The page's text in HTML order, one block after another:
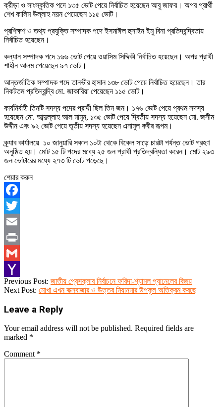
ক্রীড়া ও সাংস্কৃতিক পদে ১৩৫ ভোট পেয়ে নির্বাচিত হয়েছেন আবু জাফর। অপর প্রার্থী
শেখ কালিম উল্লাহ নয়ন পেয়েছেন ১১৫ ভোট।
প্রশিক্ষণ ও তথ্য প্রযুক্তি সম্পাদক পদে ইসমাঈল হুসাইন ইমু বিনা প্রতিদ্বন্দ্বিতায়
নির্বাচিত হয়েছেন।
কল্যান সম্পাদক পদে ১৬৬ ভোট পেয়ে ওয়াসিম সিদ্দিকী নির্বাচিত হয়েছেন। অপর প্রার্থী
শাহীন আলম পেয়েছেন ৯৭ ভোট।
আন্তর্জাতিক সম্পাদক পদে তানভীর হাসান ১৩৮ ভোট পেয়ে নির্বাচিত হয়েছেন। তার
নিকটতম প্রতিদ্বন্দ্বি মো. জাকারিয়া পেয়েছেন ১১৫ ভোট।
কার্যনির্বাহী তিনটি সদস্য পদের প্রার্থী ছিল তিন জন। ১৭৬ ভোট পেয়ে প্রথম সদস্য
হয়েছেন মো. আব্দুল্লাহ আল মামুন, ১৩৫ ভোট পেয়ে দ্বিতীয় সদস্য হয়েছেন মো. জসীম
উদ্দীন এবং ৯২ ভোট পেয়ে তৃতীয় সদস্য হয়েছেন এনামুল কবীর রূপম।
ক্র্যাব কার্যালয়ে ১০ জানুয়ারি সকাল ১০টা থেকে বিকেল সাড়ে চারটা পর্যন্ত ভোট গ্রহণ
অনুষ্ঠিত হয়। মোট ১৫ টি পদের মধ্যে ২৫ জন প্রার্থী প্রতিদ্বন্ধিতা করেন। মোট ২৯৩
জন ভোটারের মধ্যে ২৭৩ টি ভোট পড়েছে।
শেয়ার করুন
Facebook
Twitter
Email
Print
Gmail
Yahoo
2023-
01-
Previous Post: জাতীয় প্রেসক্লাব নির্বাচনে ফরিদা-শ্যামল প্যানেলের বিজয়
Next Post: মোখা এখন কক্সবাজার ও উত্তর মিয়ানমার উপকূল অতিক্রম করছে
Leave a Reply
Your email address will not be published. Required fields are
marked *
Comment *